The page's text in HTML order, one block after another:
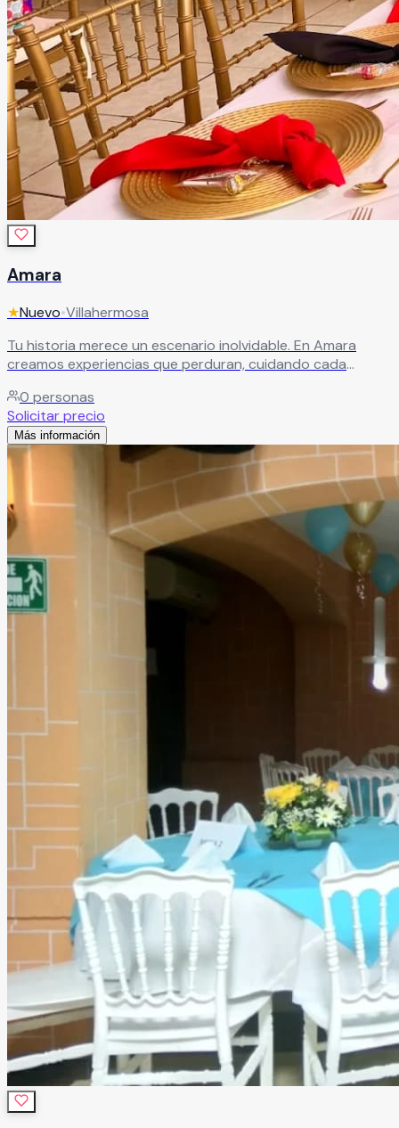
Amara
★Nuevo•Villahermosa
Tu historia merece un escenario inolvidable. En Amara
creamos experiencias que perduran, cuidando cada
en Villahermosa, Tabasco, es el lugar ideal para celebrar
momentos llenos de magia, estilo y emoción.
0 personas
Solicitar precio
Más información